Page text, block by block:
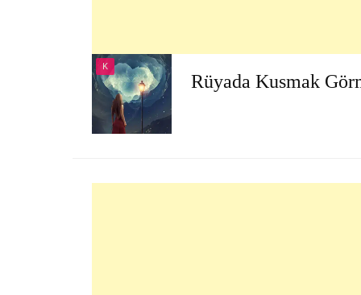
K
Rüyada Kusmak